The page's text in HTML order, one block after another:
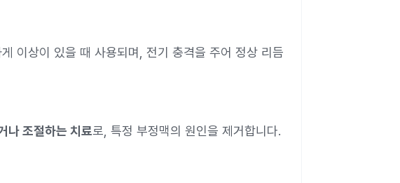
이상이 있을 때 사용되며, 전기 충격을 주어 정상 리듬
나 조절하는 치료로, 특정 부정맥의 원인을 제거합니다.